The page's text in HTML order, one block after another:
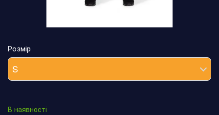
Розмір
S
В наявності